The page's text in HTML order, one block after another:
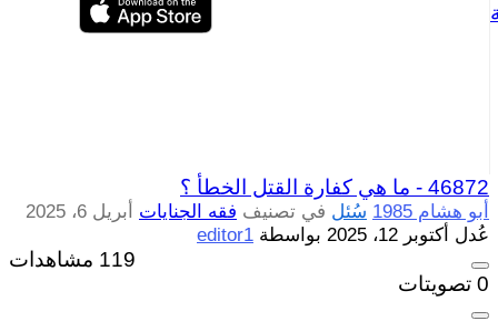
46872 - ما هي كفارة القتل الخطأ ؟
أبو هشام 1985 سُئل في تصنيف فقه الجنايات
أبريل 6، 2025
عُدل أكتوبر 12، 2025 بواسطة editor1
119 مشاهدات
0 تصويتات